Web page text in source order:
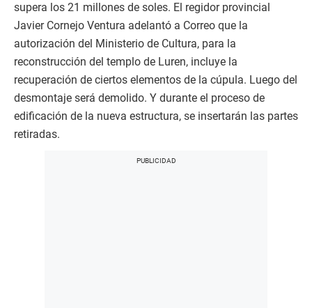
supera los 21 millones de soles. El regidor provincial
Javier Cornejo Ventura adelantó a Correo que la
autorización del Ministerio de Cultura, para la
reconstrucción del templo de Luren, incluye la
recuperación de ciertos elementos de la cúpula. Luego del
desmontaje será demolido. Y durante el proceso de
edificación de la nueva estructura, se insertarán las partes
retiradas.